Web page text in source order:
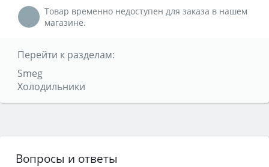
Товар временно недоступен для заказа в нашем
магазине.
Перейти к разделам:
Smeg
Холодильники
Вопросы и ответы